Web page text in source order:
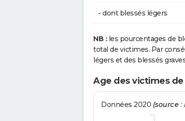
- dont blessés légers
NB : les pourcentages de
total de victimes. Par
légers et des blessés
Age des victimes
Données 2020 (source :